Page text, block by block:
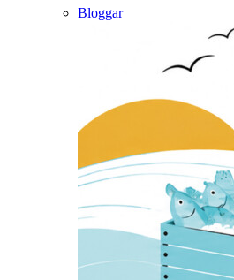
Bloggar